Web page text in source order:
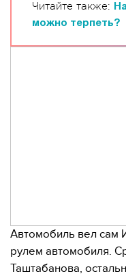
Читайте также:
можно терпеть?
Автомобиль вел сам
рулем автомобиля.
Таштабанова,